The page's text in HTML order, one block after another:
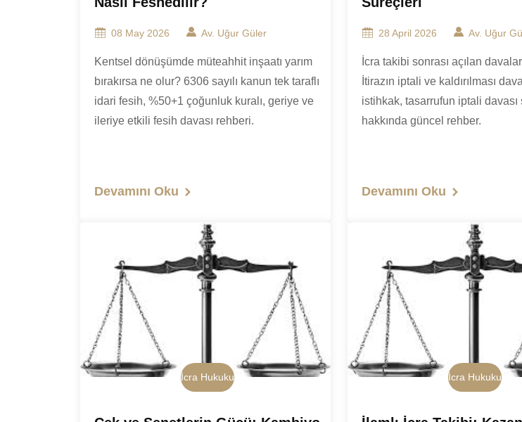
08 May 2026 Av. Uğur Güler
Kentsel dönüşümde müteahhit inşaatı yarım
bırakırsa ne olur? 6306 sayılı kanun tek taraflı
idari fesih, %50+1 çoğunluk kuralı, geriye ve
ileriye etkili fesih davası rehberi.
Devamını Oku
28 April 2026 Av. Uğur
İcra takibi sonrası açılan
İtirazın iptali ve kaldırılması
istihkak, tasarrufun iptali davası
hakkında güncel rehber.
Devamını Oku
İcra Hukuku İcra Hukuku